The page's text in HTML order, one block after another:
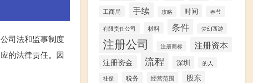
司法和监事制度
的法律责任。因
工商局 手续 攻略 时间 春节
有限责任公司 材料 条件 梦幻西游
注册公司 注册商标 注册资本
注册资金 流程 深圳
的人
社保
税务 经营范围 股东